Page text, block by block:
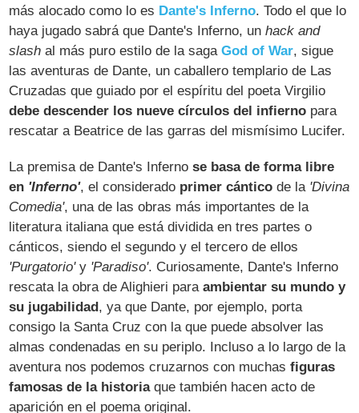
más alocado como lo es Dante's Inferno. Todo el que lo
haya jugado sabrá que Dante's Inferno, unhack and
slash al más puro estilo de la sagaGod of War, sigue
las aventuras de Dante, un caballero templario de Las
Cruzadas que guiado por el espíritu del poeta Virgilio
debe descender los nueve círculos del infierno para
rescatar a Beatrice de las garras del mismísimo Lucifer.
La premisa de Dante's Infernose basa de forma libre
en 'Inferno', el considerado primer cántico de la 'Divina
Comedia', una de las obras más importantes de la
literatura italiana que está dividida en tres partes o
cánticos, siendo el segundo y el tercero de ellos
'Purgatorio'y 'Paradiso'. Curiosamente, Dante's Inferno
rescata la obra de Alighieri paraambientar su mundo y
su jugabilidad , ya que Dante, por ejemplo, porta
consigo la Santa Cruz con la que puede absolver las
almas condenadas en su periplo. Incluso a lo largo de la
aventura nos podemos cruzarnos con muchasfiguras
famosas de la historiaque también hacen acto de
aparición en el poema original.